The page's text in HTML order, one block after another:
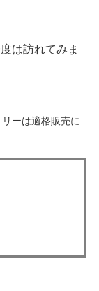
は訪れてみま
ーは適格販売に